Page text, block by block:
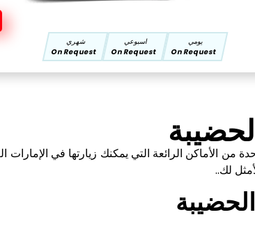
يومي
On Request
اسبوعي
On Request
شهري
On Request
الأماكن الرائعة التي يمكنك زيارتها في
لك..